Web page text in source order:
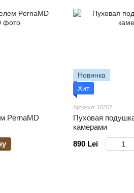
PernaMD
Новинка
Хит
Артикул: 10202
Пуховая
камерами
890 Lei